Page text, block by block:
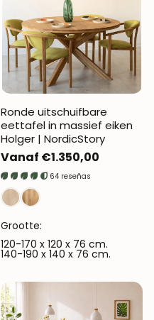
Ronde uitschuifbare
eettafel in massief eiken
Holger | NordicStory
Normale
prijs
Vanaf €1.350,00
64 reseñas
Grootte:
120-170 x 120 x 76 cm.
140-190 x 140 x 76 cm.